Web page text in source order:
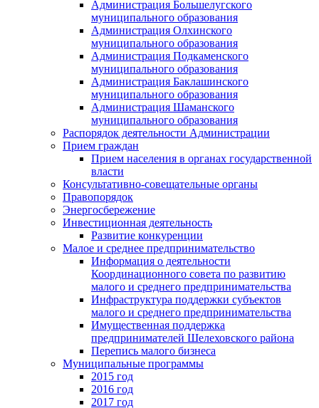
Администрация Большелугского
муниципального образования
Администрация Олхинского
муниципального образования
Администрация Подкаменского
муниципального образования
Администрация Баклашинского
муниципального образования
Администрация Шаманского
муниципального образования
Распорядок деятельности Администрации
Прием граждан
Прием населения в органах государственной
власти
Консультативно-совещательные органы
Правопорядок
Энергосбережение
Инвестиционная деятельность
Развитие конкуренции
Малое и среднее предпринимательство
Информация о деятельности
Координационного совета по развитию
малого и среднего предпринимательства
Инфраструктура поддержки субъектов
малого и среднего предпринимательства
Имущественная поддержка
предпринимателей Шелеховского района
Перепись малого бизнеса
Муниципальные программы
2015 год
2016 год
2017 год